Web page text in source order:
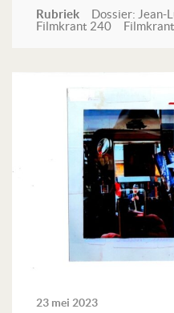
Rubriek
Dossier: Jean-
Filmkrant 240
23 mei 2023